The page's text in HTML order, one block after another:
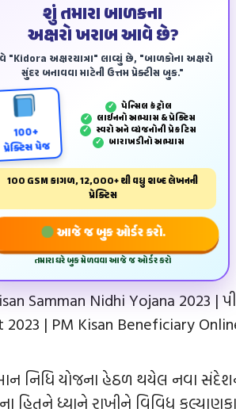
શું તમારા બાળકના
અક્ષરો ખરાબ આવે છે?
"Kidora અક્ષરયાત્રા" લાવ્યું છે, "બાળકોના અક્ષરો
સુંદર બનાવવા માટેની ઉત્તમ પ્રેક્ટીસ બુક."
100+
પ્રેક્ટિસ પેજ
✓ પેન્‍સિલ કંટ્રોલ
✓ લાઈનનો અભ્યાસ & પ્રેક્ટિસ
✓ સ્વરો અને વ્યંજનોની પ્રેકટિસ
✓ બારાખડીનો અભ્યાસ
100 GSM કાગળ, 12,000+ થી વધુ શબ્દ લેખનની
પ્રેક્ટિસ
આજે જ બુક ઓર્ડર કરો.
તમારા ઘરે બુક મેળવવા આજે જ ઓર્ડર કરો
Samman Nidhi Yojana 2023 |
2023 | PM Kisan Beneficiary
નિધિ યોજના હેઠળ થયેલ નવા
હિતને ધ્યાને રાખીને વિવિધ